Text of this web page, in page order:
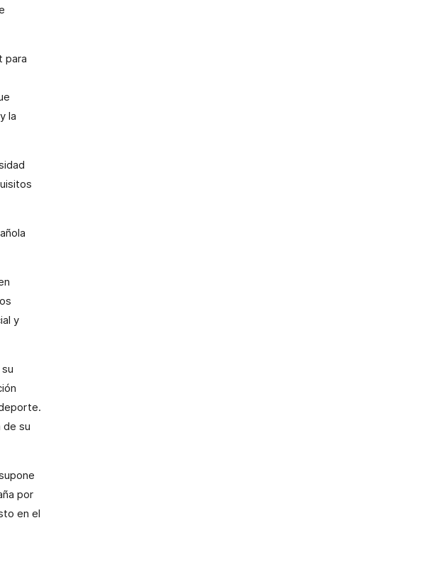
para
la
y
de su
por
en el